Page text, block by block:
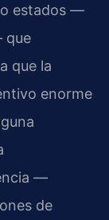
estados —
que
que la
enorme
—
de